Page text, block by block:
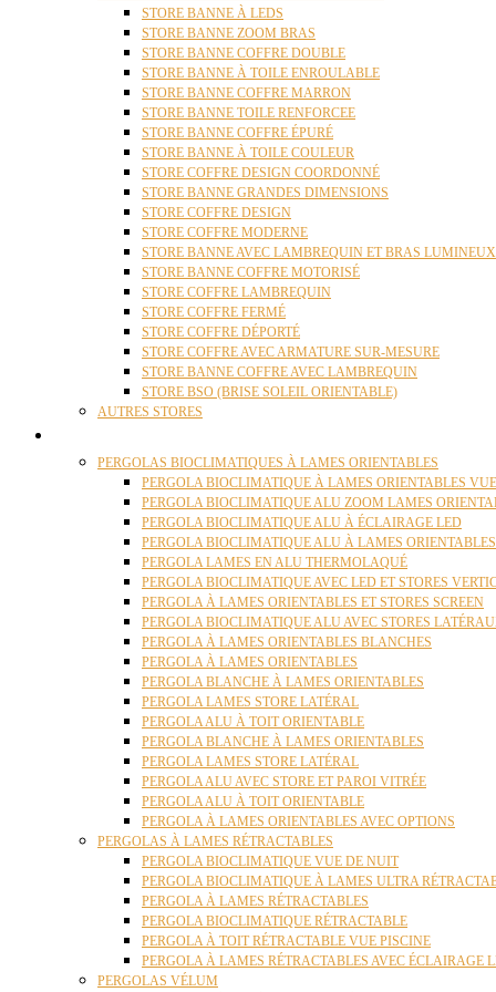
STORE BANNE À LEDS
STORE BANNE ZOOM BRAS
STORE BANNE COFFRE DOUBLE
STORE BANNE À TOILE ENROULABLE
STORE BANNE COFFRE MARRON
STORE BANNE TOILE RENFORCEE
STORE BANNE COFFRE ÉPURÉ
STORE BANNE À TOILE COULEUR
STORE COFFRE DESIGN COORDONNÉ
STORE BANNE GRANDES DIMENSIONS
STORE COFFRE DESIGN
STORE COFFRE MODERNE
STORE BANNE AVEC LAMBREQUIN ET BRAS LUMINEUX
STORE BANNE COFFRE MOTORISÉ
STORE COFFRE LAMBREQUIN
STORE COFFRE FERMÉ
STORE COFFRE DÉPORTÉ
STORE COFFRE AVEC ARMATURE SUR-MESURE
STORE BANNE COFFRE AVEC LAMBREQUIN
STORE BSO (BRISE SOLEIL ORIENTABLE)
AUTRES STORES
PERGOLAS BIOCLIMATIQUES À LAMES ORIENTABLES
PERGOLA BIOCLIMATIQUE À LAMES ORIENTABLES
PERGOLA BIOCLIMATIQUE ALU ZOOM LAMES
PERGOLA BIOCLIMATIQUE ALU À ÉCLAIRAGE LED
PERGOLA BIOCLIMATIQUE ALU À LAMES
PERGOLA LAMES EN ALU THERMOLAQUÉ
PERGOLA BIOCLIMATIQUE AVEC LED ET STORES
PERGOLA À LAMES ORIENTABLES ET STORES SCREEN
PERGOLA BIOCLIMATIQUE ALU AVEC STORES
PERGOLA À LAMES ORIENTABLES BLANCHES
PERGOLA À LAMES ORIENTABLES
PERGOLA BLANCHE À LAMES ORIENTABLES
PERGOLA LAMES STORE LATÉRAL
PERGOLA ALU À TOIT ORIENTABLE
PERGOLA BLANCHE À LAMES ORIENTABLES
PERGOLA LAMES STORE LATÉRAL
PERGOLA ALU AVEC STORE ET PAROI VITRÉE
PERGOLA ALU À TOIT ORIENTABLE
PERGOLA À LAMES ORIENTABLES AVEC OPTIONS
PERGOLAS À LAMES RÉTRACTABLES
PERGOLA BIOCLIMATIQUE VUE DE NUIT
PERGOLA BIOCLIMATIQUE À LAMES ULTRA
PERGOLA À LAMES RÉTRACTABLES
PERGOLA BIOCLIMATIQUE RÉTRACTABLE
PERGOLA À TOIT RÉTRACTABLE VUE PISCINE
PERGOLA À LAMES RÉTRACTABLES AVEC ÉCLAIRAGE
PERGOLAS VÉLUM